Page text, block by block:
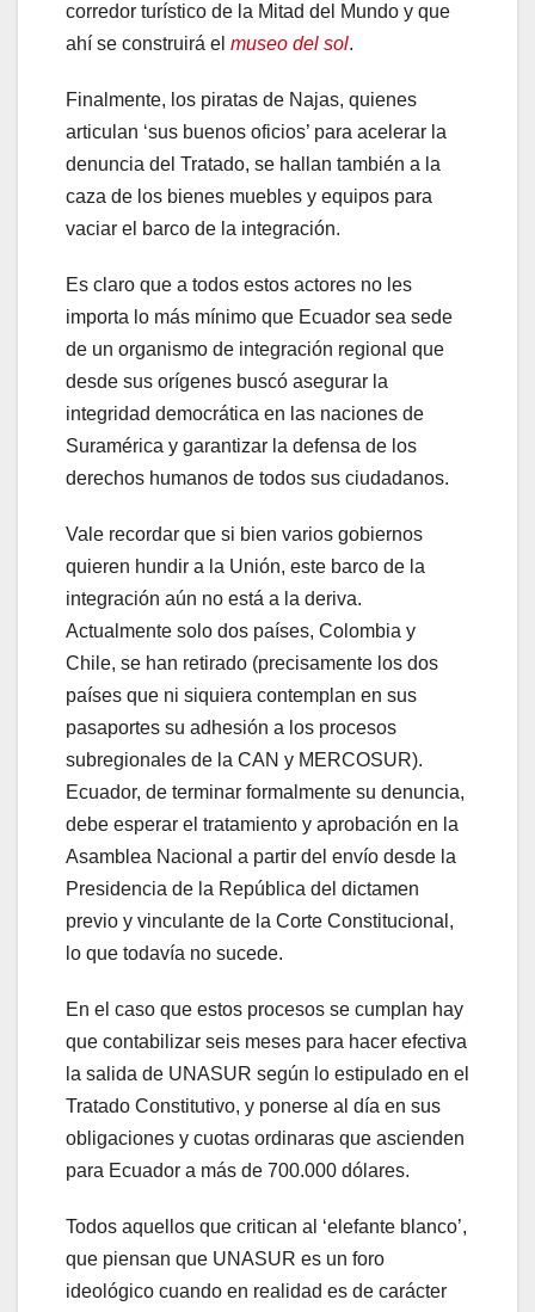
corredor turístico de la Mitad del Mundo y que
ahí se construirá el museo del sol.
Finalmente, los piratas de Najas, quienes
articulan ‘sus buenos oficios’ para acelerar la
denuncia del Tratado, se hallan también a la
caza de los bienes muebles y equipos para
vaciar el barco de la integración.
Es claro que a todos estos actores no les
importa lo más mínimo que Ecuador sea sede
de un organismo de integración regional que
desde sus orígenes buscó asegurar la
integridad democrática en las naciones de
Suramérica y garantizar la defensa de los
derechos humanos de todos sus ciudadanos.
Vale recordar que si bien varios gobiernos
quieren hundir a la Unión, este barco de la
integración aún no está a la deriva.
Actualmente solo dos países, Colombia y
Chile, se han retirado (precisamente los dos
países que ni siquiera contemplan en sus
pasaportes su adhesión a los procesos
subregionales de la CAN y MERCOSUR).
Ecuador, de terminar formalmente su denuncia,
debe esperar el tratamiento y aprobación en la
Asamblea Nacional a partir del envío desde la
Presidencia de la República del dictamen
previo y vinculante de la Corte Constitucional,
lo que todavía no sucede.
En el caso que estos procesos se cumplan hay
que contabilizar seis meses para hacer efectiva
la salida de UNASUR según lo estipulado en el
Tratado Constitutivo, y ponerse al día en sus
obligaciones y cuotas ordinaras que ascienden
para Ecuador a más de 700.000 dólares.
Todos aquellos que critican al ‘elefante blanco’,
que piensan que UNASUR es un foro
ideológico cuando en realidad es de carácter